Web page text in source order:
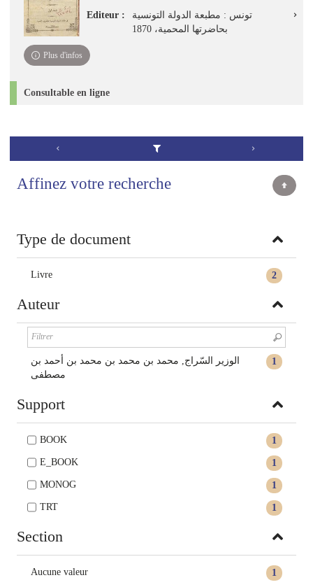
Editeur :
تونس : مطبعة الدولة التونسية
بحاضرتها المحمية، 1870
Plus d'infos
Consultable en ligne
Affinez votre recherche
Type de document
2
Livre
Auteur
1
الوزير السّراج, محمد بن محمد بن محمد بن أحمد بن
مصطفى
Support
1
BOOK
1
E_BOOK
1
MONOG
1
TRT
Section
1
Aucune valeur